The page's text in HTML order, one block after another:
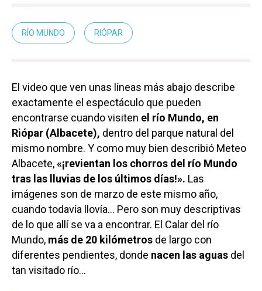
RÍO MUNDO RIÓPAR
El video que ven unas líneas más abajo describe
exactamente el espectáculo que pueden
encontrarse cuando visiten el río Mundo, en
Riópar (Albacete), dentro del parque natural del
mismo nombre. Y como muy bien describió Meteo
Albacete,«¡revientan los chorros del río Mundo
tras las lluvias de los últimos días!». Las
imágenes son de marzo de este mismo año,
cuando todavía llovía… Pero son muy descriptivas
de lo que allí se va a encontrar. El Calar del río
Mundo, más de 20 kilómetros de largo con
diferentes pendientes, donde nacen las aguas del
tan visitado río…